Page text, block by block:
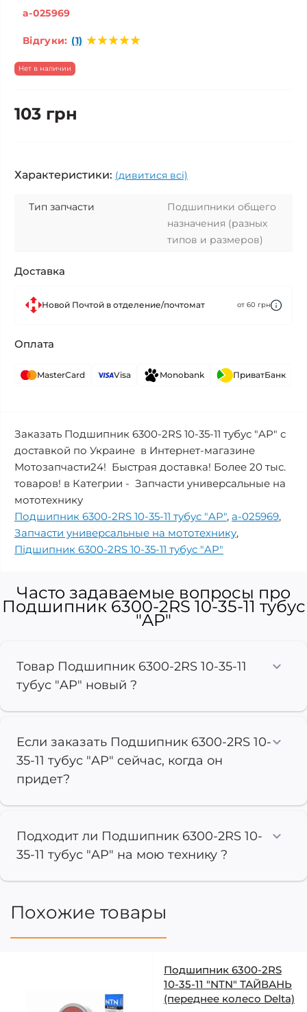
a-025969
Відгуки: (1)
Нет в наличии
103 грн
Характеристики: (дивитися всі)
Тип запчасти
Подшипники общего
назначения (разных
типов и размеров)
Доставка
Новой Почтой в отделение/почтомат от 60 грн
Оплата
MasterCard Visa Monobank ПриватБанк
Заказать Подшипник 6300-2RS 10-35-11 тубус "AP" с
доставкой по Украине в Интернет-магазине
Мотозапчасти24! Быстрая доставка! Более 20 тыс.
товаров! в Категрии - Запчасти универсальные на
мототехнику
Подшипник 6300-2RS 10-35-11 тубус "AP", a-025969,
Запчасти универсальные на мототехнику,
Підшипник 6300-2RS 10-35-11 тубус "AP"
Часто задаваемые вопросы про
Подшипник 6300-2RS 10-35-11 тубус
"AP"
Товар Подшипник 6300-2RS 10-35-11
тубус "AP" новый ?
Если заказать Подшипник 6300-2RS 10-
35-11 тубус "AP" сейчас, когда он
придет?
Подходит ли Подшипник 6300-2RS 10-
35-11 тубус "AP" на мою технику ?
Похожие товары
Подшипник 6300-2RS
10-35-11 "NTN" ТАЙВАНЬ
(переднее колесо Delta)